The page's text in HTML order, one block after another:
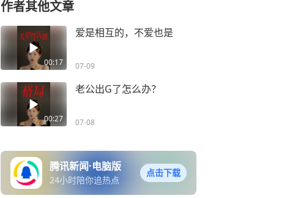
作者其他文章
00:17
爱是相互的，不爱也是
07-09
00:27
老公出G了怎么办？
07-08
腾讯新闻·电脑版
24小时陪你追热点
点击下载